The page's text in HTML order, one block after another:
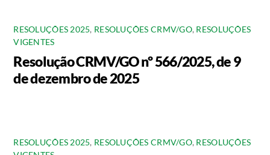
RESOLUÇÕES 2025, RESOLUÇÕES CRMV/GO, RESOLUÇÕES
VIGENTES
Resolução CRMV/GO nº 566/2025, de 9
de dezembro de 2025
RESOLUÇÕES 2025, RESOLUÇÕES CRMV/GO, RESOLUÇÕES